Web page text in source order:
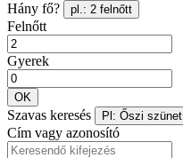
Hány fő? pl.: 2 felnőtt
Felnőtt
Gyerek
OK
Szavas keresés Pl: Őszi szünet
Cím vagy azonosító